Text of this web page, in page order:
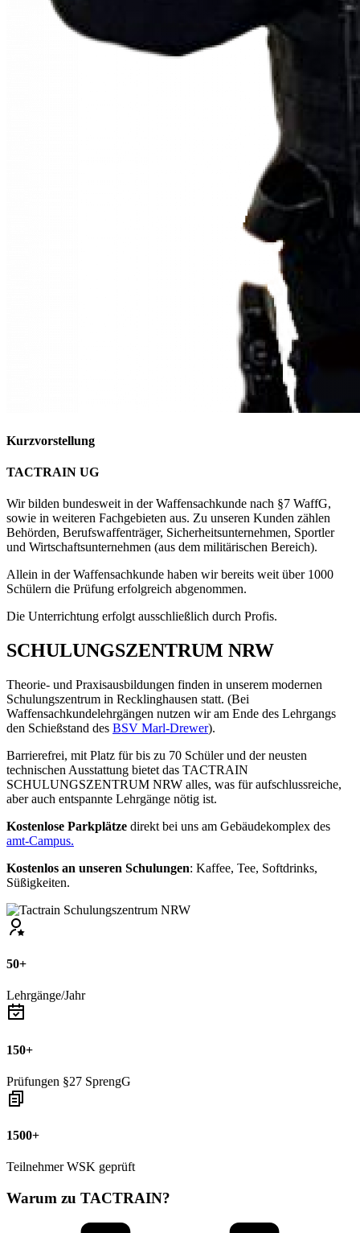
Kurzvorstellung
TACTRAIN UG
Wir bilden bundesweit in der Waffensachkunde nach §7 WaffG,
sowie in weiteren Fachgebieten aus. Zu unseren Kunden zählen
Behörden, Berufswaffenträger, Sicherheitsunternehmen, Sportler
und Wirtschaftsunternehmen (aus dem militärischen Bereich).
Allein in der Waffensachkunde haben wir bereits weit über 1000
Schülern die Prüfung erfolgreich abgenommen.
Die Unterrichtung erfolgt ausschließlich durch Profis.
SCHULUNGSZENTRUM NRW
Theorie- und Praxisausbildungen finden in unserem modernen
Schulungszentrum in Recklinghausen statt. (Bei
Waffensachkundelehrgängen nutzen wir am Ende des Lehrgangs
den Schießstand des BSV Marl-Drewer).
Barrierefrei, mit Platz für bis zu 70 Schüler und der neusten
technischen Ausstattung bietet das TACTRAIN
SCHULUNGSZENTRUM NRW alles, was für aufschlussreiche,
aber auch entspannte Lehrgänge nötig ist.
Kostenlose Parkplätze direkt bei uns am Gebäudekomplex des
amt-Campus.
Kostenlos an unseren Schulungen: Kaffee, Tee, Softdrinks,
Süßigkeiten.
50+
Lehrgänge/Jahr
150+
Prüfungen §27 SprengG
1500+
Teilnehmer WSK geprüft
Warum zu TACTRAIN?